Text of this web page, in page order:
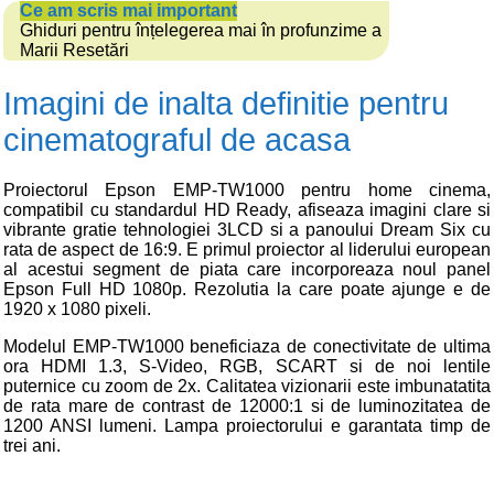
Ce am scris mai important
Ghiduri pentru înțelegerea mai în profunzime a
Marii Resetări
Imagini de inalta definitie pentru
cinematograful de acasa
Proiectorul Epson EMP-TW1000 pentru home cinema,
compatibil cu standardul HD Ready, afiseaza imagini clare si
vibrante gratie tehnologiei 3LCD si a panoului Dream Six cu
rata de aspect de 16:9. E primul proiector al liderului european
al acestui segment de piata care incorporeaza noul panel
Epson Full HD 1080p. Rezolutia la care poate ajunge e de
1920 x 1080 pixeli.
Modelul EMP-TW1000 beneficiaza de conectivitate de ultima
ora HDMI 1.3, S-Video, RGB, SCART si de noi lentile
puternice cu zoom de 2x. Calitatea vizionarii este imbunatatita
de rata mare de contrast de 12000:1 si de luminozitatea de
1200 ANSI lumeni. Lampa proiectorului e garantata timp de
trei ani.